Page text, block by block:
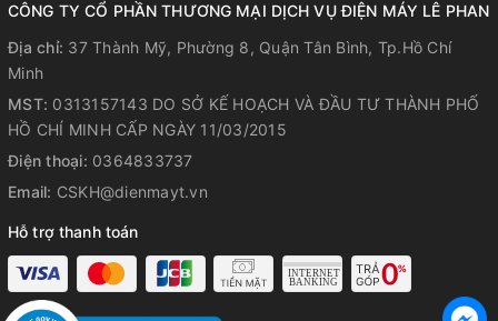
CÔNG TY CỔ PHẦN THƯƠNG MẠI DỊCH VỤ ĐIỆN MÁY LÊ PHAN
Địa chỉ: 37 Thành Mỹ, Phường 8, Quận Tân Bình, Tp.Hồ Chí
Minh
MST: 0313157143 DO SỞ KẾ HOẠCH VÀ ĐẦU TƯ THÀNH PHỐ
HỒ CHÍ MINH CẤP NGÀY 11/03/2015
Điện thoại: 0364833737
Email: CSKH@dienmayt.vn
Hỗ trợ thanh toán